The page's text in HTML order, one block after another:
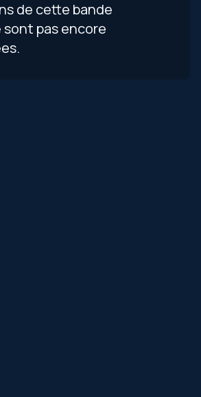
de cette bande
pas encore